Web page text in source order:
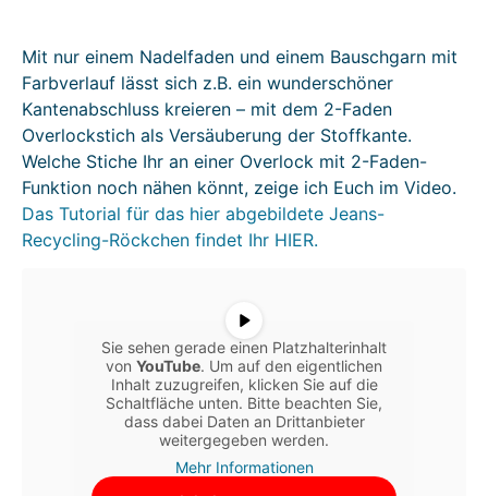
Mit nur einem Nadelfaden und einem Bauschgarn mit
Farbverlauf lässt sich z.B. ein wunderschöner
Kantenabschluss kreieren – mit dem 2-Faden
Overlockstich als Versäuberung der Stoffkante.
Welche Stiche Ihr an einer Overlock mit 2-Faden-
Funktion noch nähen könnt, zeige ich Euch im Video.
Das Tutorial für das hier abgebildete Jeans-
Recycling-Röckchen findet Ihr HIER.
Sie sehen gerade einen Platzhalterinhalt
von YouTube. Um auf den eigentlichen
Inhalt zuzugreifen, klicken Sie auf die
Schaltfläche unten. Bitte beachten Sie,
dass dabei Daten an Drittanbieter
weitergegeben werden.
Mehr Informationen